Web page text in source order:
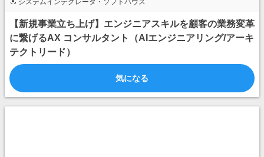
システムインテグレータ・ソフトハウス
【新規事業立ち上げ】エンジニアスキルを顧客の業務変革
に繋げるAX コンサルタント（AIエンジニアリング/アーキ
テクトリード）
気になる